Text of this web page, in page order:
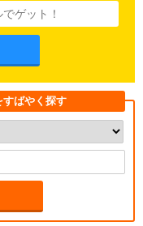
すばやく探す